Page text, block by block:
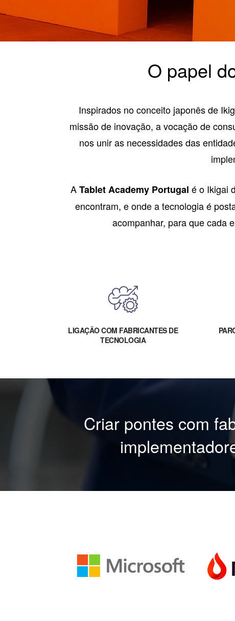
O papel
Inspirados no conceito japonês de
missão de inovação, a vocação de
nos unir as necessidades das
ATablet Academy Portugal é o Ikigai
encontram, e onde a tecnologia é
acompanhar, para que cada
LIGAÇÃO COM FABRICANTES DE
TECNOLOGIA
Criar pontes com